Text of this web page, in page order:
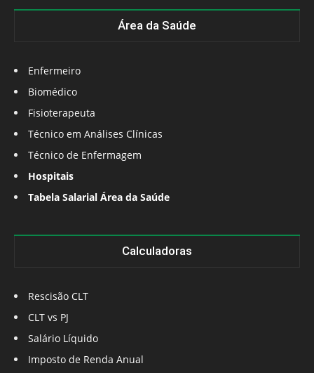
Área da Saúde
Enfermeiro
Biomédico
Fisioterapeuta
Técnico em Análises Clínicas
Técnico de Enfermagem
Hospitais
Tabela Salarial Área da Saúde
Calculadoras
Rescisão CLT
CLT vs PJ
Salário Líquido
Imposto de Renda Anual